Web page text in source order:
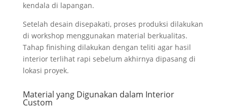
kendala di lapangan.
Setelah desain disepakati, proses produksi dilakukan
di workshop menggunakan material berkualitas.
Tahap finishing dilakukan dengan teliti agar hasil
interior terlihat rapi sebelum akhirnya dipasang di
lokasi proyek.
Material yang Digunakan dalam Interior
Custom